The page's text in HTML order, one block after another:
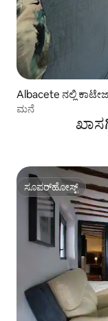
Albacete ನಲ್ಲಿ
ಮನೆ
ಸೂಪರ್‌ಹೋಸ್ಟ್
ಸೂಪರ್‌ಹೋಸ್ಟ್